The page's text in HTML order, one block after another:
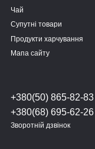
Чай
Супутні товари
Продукти харчування
Мапа сайту
+380(50) 865-82-83
+380(68) 695-62-26
Зворотній дзвінок